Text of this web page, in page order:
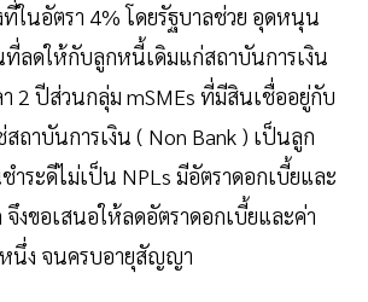
ที่ในอัตรา 4% โดยรัฐบาลช่วย อุดหนุน
ที่ลดให้กับลูกหนี้เดิมแก่สถาบันการเงิน
า 2 ปีส่วนกลุ่ม mSMEs ที่มีสินเชื่ออยู่กับ
ถาบันการเงิน ( Non Bank ) เป็นลูก
ระดีไม่เป็น NPLs มีอัตราดอกเบี้ยและ
จึงขอเสนอให้ลดอัตราดอกเบี้ยและค่า
หนึ่ง จนครบอายุสัญญา